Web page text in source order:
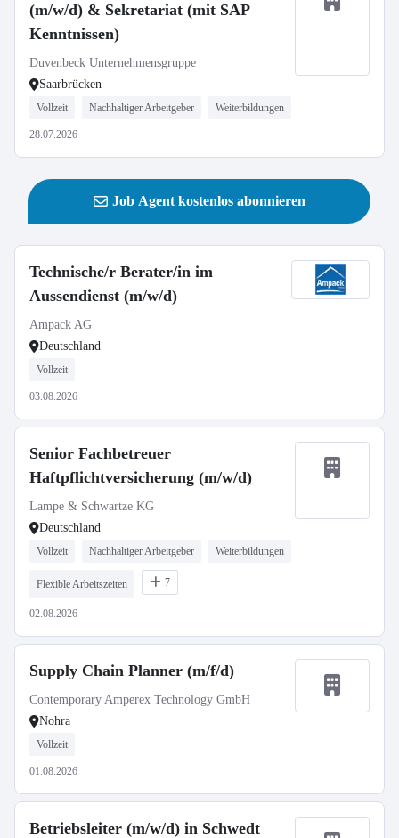
(m/w/d) & Sekretariat (mit SAP
Kenntnissen)
Duvenbeck Unternehmensgruppe
Saarbrücken
Vollzeit Nachhaltiger Arbeitgeber Weiterbildungen
28.07.2026
Job Agent kostenlos abonnieren
Technische/r Berater/in im
Aussendienst (m/w/d)
Ampack AG
Deutschland
Vollzeit
03.08.2026
Senior Fachbetreuer
Haftpflichtversicherung (m/w/d)
Lampe & Schwartze KG
Deutschland
Vollzeit Nachhaltiger Arbeitgeber Weiterbildungen
Flexible Arbeitszeiten 7
02.08.2026
Supply Chain Planner (m/f/d)
Contemporary Amperex Technology GmbH
Nohra
Vollzeit
01.08.2026
Betriebsleiter (m/w/d) in Schwedt